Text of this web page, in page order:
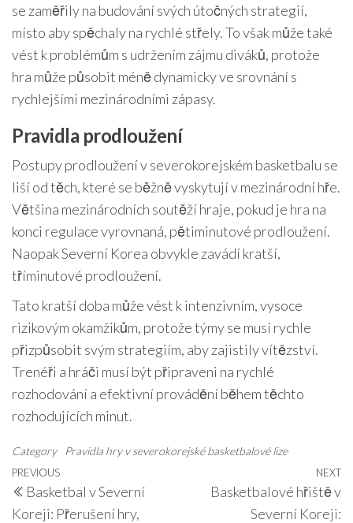
se zaměřily na budování svých útočných strategií,
místo aby spěchaly na rychlé střely. To však může také
vést k problémům s udržením zájmu diváků, protože
hra může působit méně dynamicky ve srovnání s
rychlejšími mezinárodními zápasy.
Pravidla prodloužení
Postupy prodloužení v severokorejském basketbalu se
liší od těch, které se běžně vyskytují v mezinárodní hře.
Většina mezinárodních soutěží hraje, pokud je hra na
konci regulace vyrovnaná, pětiminutové prodloužení.
Naopak Severní Korea obvykle zavádí kratší,
tříminutové prodloužení.
Tato kratší doba může vést k intenzivním, vysoce
rizikovým okamžikům, protože týmy se musí rychle
přizpůsobit svým strategiím, aby zajistily vítězství.
Trenéři a hráči musí být připraveni na rychlé
rozhodování a efektivní provádění během těchto
rozhodujících minut.
Category Pravidla hry v severokorejské basketbalové lize
Post
navigation
Previous
Post
PREVIOUS
Basketbal v Severní
Koreji: Přerušení hry,
NEXT
Basketbalové hřiště v
Severní Koreji: